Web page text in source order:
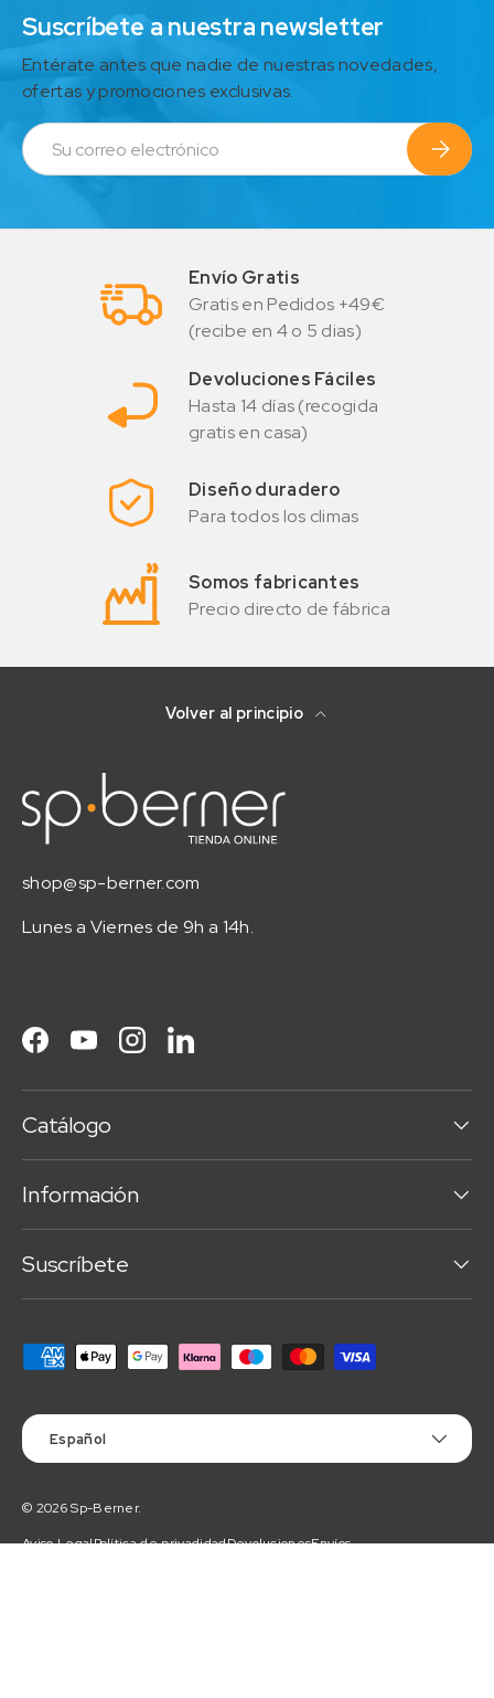
Suscríbete a nuestra newsletter
Entérate antes que nadie de nuestras novedades,
ofertas y promociones exclusivas.
Correo electrónico
Envío Gratis
Gratis en Pedidos +49€
(recibe en 4 o 5 dias)
Devoluciones Fáciles
Hasta 14 días (recogida
gratis en casa)
Diseño duradero
Para todos los climas
Somos fabricantes
Precio directo de fábrica
Volver al principio
shop@sp-berner.com
Lunes a Viernes de 9h a 14h.
FacebookYouTubeInstagramLinkedIn
Catálogo
Información
Suscríbete
Formas de pago aceptadas
Idioma
Español
© 2026Sp-Berner.
Aviso LegalPolítica de privadidadDevolucionesEnvíos